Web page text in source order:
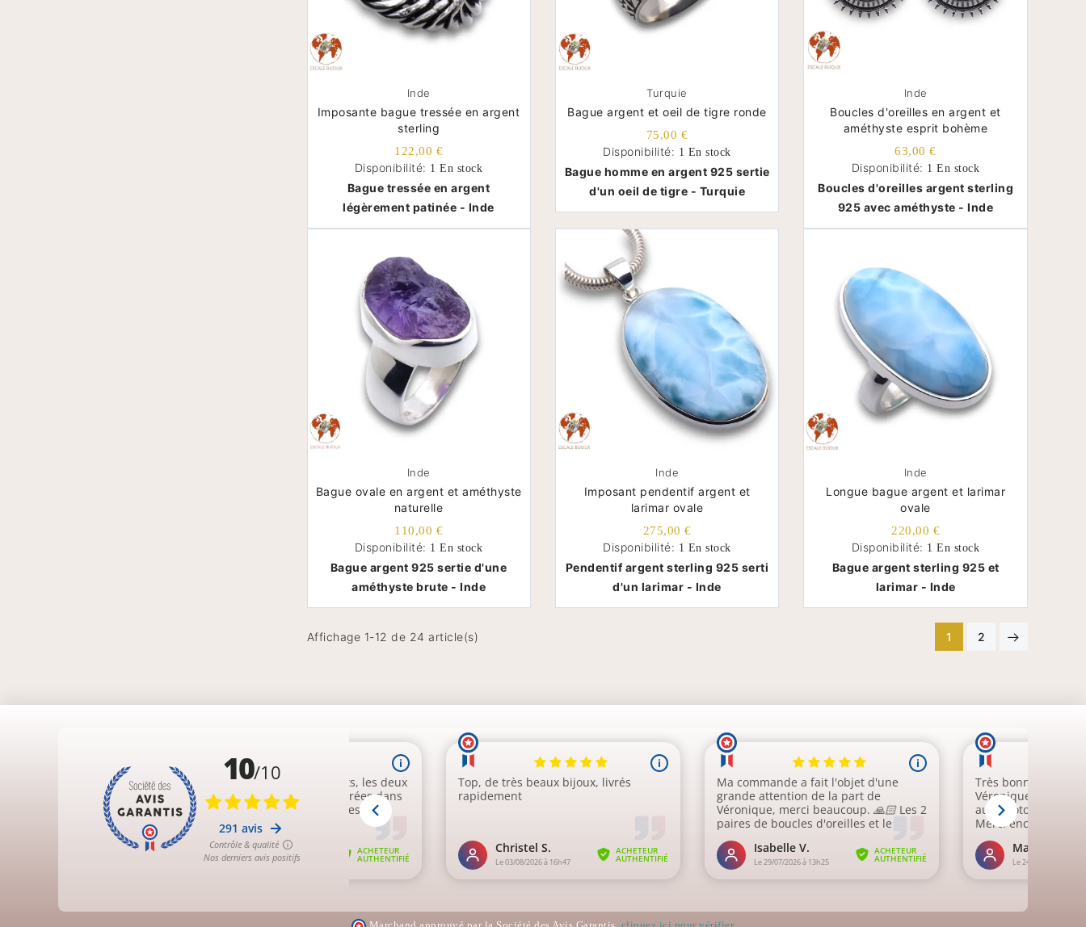
Inde
Imposante bague tressée en argent
sterling
122,00 €
Disponibilité: 1 En stock
Bague tressée en argent
légèrement patinée - Inde
Turquie
Bague argent et oeil de tigre ronde
75,00 €
Disponibilité: 1 En stock
Bague homme en argent 925 sertie
d'un oeil de tigre - Turquie
Inde
Boucles d'oreilles en argent et
améthyste esprit bohème
63,00 €
Disponibilité: 1 En stock
Boucles d'oreilles argent sterling
925 avec améthyste - Inde
Inde
Bague ovale en argent et améthyste
naturelle
110,00 €
Disponibilité: 1 En stock
Bague argent 925 sertie d'une
améthyste brute - Inde
Inde
Imposant pendentif argent et
larimar ovale
275,00 €
Disponibilité: 1 En stock
Pendentif argent sterling 925 serti
d'un larimar - Inde
Inde
Longue bague argent et larimar
ovale
220,00 €
Disponibilité: 1 En stock
Bague argent sterling 925 et
larimar - Inde
Affichage 1-12 de 24 article(s) 1 2